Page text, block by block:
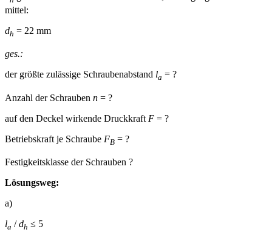
mittel:
dh = 22 mm
ges.:
der größte zulässige Schraubenabstand la = ?
Anzahl der Schrauben n = ?
auf den Deckel wirkende Druckkraft F = ?
Betriebskraft je Schraube FB = ?
Festigkeitsklasse der Schrauben ?
Lösungsweg:
a)
la /dh ≤ 5